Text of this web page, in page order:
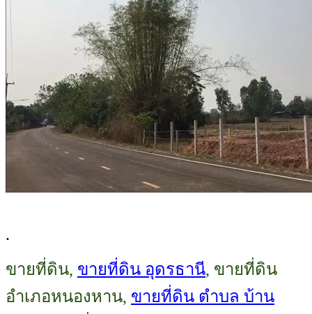
.
ขายที่ดิน, ขายที่ดิน อุดรธานี, ขายที่ดิน
อำเภอหนองหาน, ขายที่ดิน ตำบล บ้าน